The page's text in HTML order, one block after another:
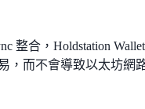
整合，Holdstation
，而不會導致以太坊網